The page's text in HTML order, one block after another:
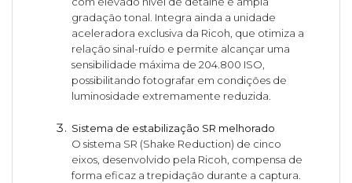
gradação tonal. Integra ainda a unidade
aceleradora exclusiva da Ricoh, que otimiza a
relação sinal-ruído e permite alcançar uma
sensibilidade máxima de 204.800 ISO,
possibilitando fotografar em condições de
luminosidade extremamente reduzida.
Sistema de estabilização SR melhorado
O sistema SR (Shake Reduction) de cinco
eixos, desenvolvido pela Ricoh, compensa de
forma eficaz a trepidação durante a captura.